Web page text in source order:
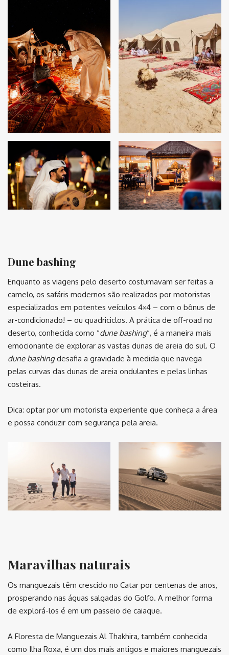
Dune bashing
Enquanto as viagens pelo deserto costumavam ser feitas a
camelo, os safáris modernos são realizados por motoristas
especializados em potentes veículos 4×4 – com o bônus de
ar-condicionado! – ou quadriciclos. A prática de off-road no
deserto, conhecida como “dune bashing“, é a maneira mais
emocionante de explorar as vastas dunas de areia do sul. O
dune bashingdesafia a gravidade à medida que navega
pelas curvas das dunas de areia ondulantes e pelas linhas
costeiras.
Dica: optar por um motorista experiente que conheça a área
e possa conduzir com segurança pela areia.
Maravilhas naturais
Os manguezais têm crescido no Catar por centenas de anos,
prosperando nas águas salgadas do Golfo. A melhor forma
de explorá-los é em um passeio de caiaque.
A Floresta de Manguezais Al Thakhira, também conhecida
como Ilha Roxa, é um dos mais antigos e maiores manguezais